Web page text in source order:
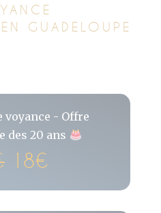
GUADELOUPE
voyance - Offre
des 20 ans
18€